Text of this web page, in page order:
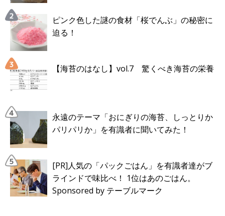
ピンク色した謎の食材「桜でんぶ」の秘密に
迫る！
【海苔のはなし】vol.7 驚くべき海苔の栄養
永遠のテーマ「おにぎりの海苔、しっとりか
パリパリか」を有識者に聞いてみた！
[PR]人気の「パックごはん」を有識者達がブ
ラインドで味比べ！ 1位はあのごはん。
Sponsored by テーブルマーク